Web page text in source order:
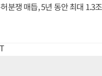
분쟁 매듭, 5년 동안 최대 1.3